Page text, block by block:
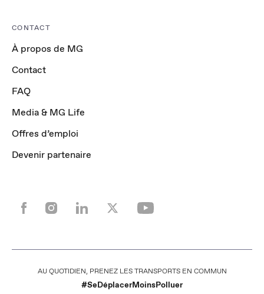
CONTACT
À propos de MG
Contact
FAQ
Media & MG Life
Offres d’emploi
Devenir partenaire
AU QUOTIDIEN, PRENEZ LES TRANSPORTS EN COMMUN
#SeDéplacerMoinsPolluer